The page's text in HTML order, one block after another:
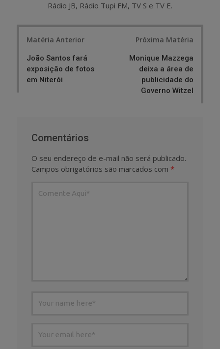
Rádio JB, Rádio Tupi FM, TV S e TV E.
Matéria Anterior
João Santos fará
exposição de fotos
em Niterói
Próxima Matéria
Monique Mazzega
deixa a área de
publicidade do
Governo Witzel
Comentários
O seu endereço de e-mail não será publicado.
Campos obrigatórios são marcados com *